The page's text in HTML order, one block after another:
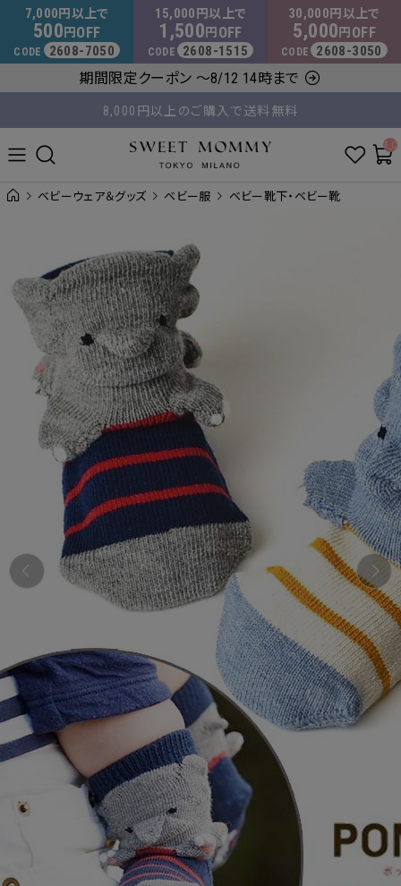
マタニティウェア・授乳服のスウィートマミー
7,000 円以上で
500 円 OFF
CODE 2608-7050
15,000 円以上で
1,500 円 OFF
CODE 2608-1515
30,000 円以上で
5,000 円 OFF
CODE 2608-3050
期間限定クーポン ～8/12 14時まで
ベビーウェア＆グッズ ベビー服 ベビー靴下・ベビー靴